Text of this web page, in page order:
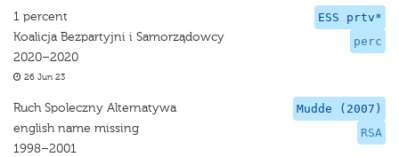
ESS prtv*
perc
1 percent
Koalicja Bezpartyjni i Samorządowcy
2020–2020
26 Jun 23
Mudde (2007)
RSA
Ruch Spoleczny Alternatywa
english name missing
1998–2001